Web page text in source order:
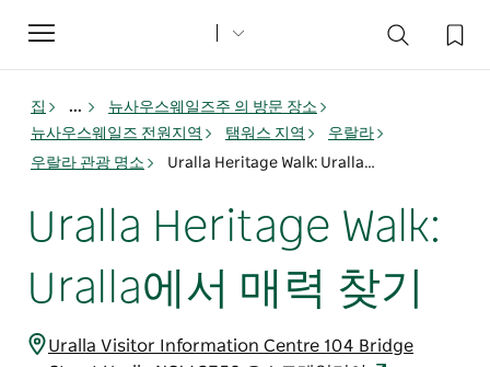
Toggle
navigation
집 ...
뉴사우스웨일즈주 의 방문 장소
뉴사우스웨일즈 전원지역
탬워스 지역
우랄라
우랄라 관광 명소
Uralla Heritage Walk: Uralla에서 매력 찾기
Uralla Heritage Walk:
Uralla에서 매력 찾기
Uralla Visitor Information Centre 104 Bridge